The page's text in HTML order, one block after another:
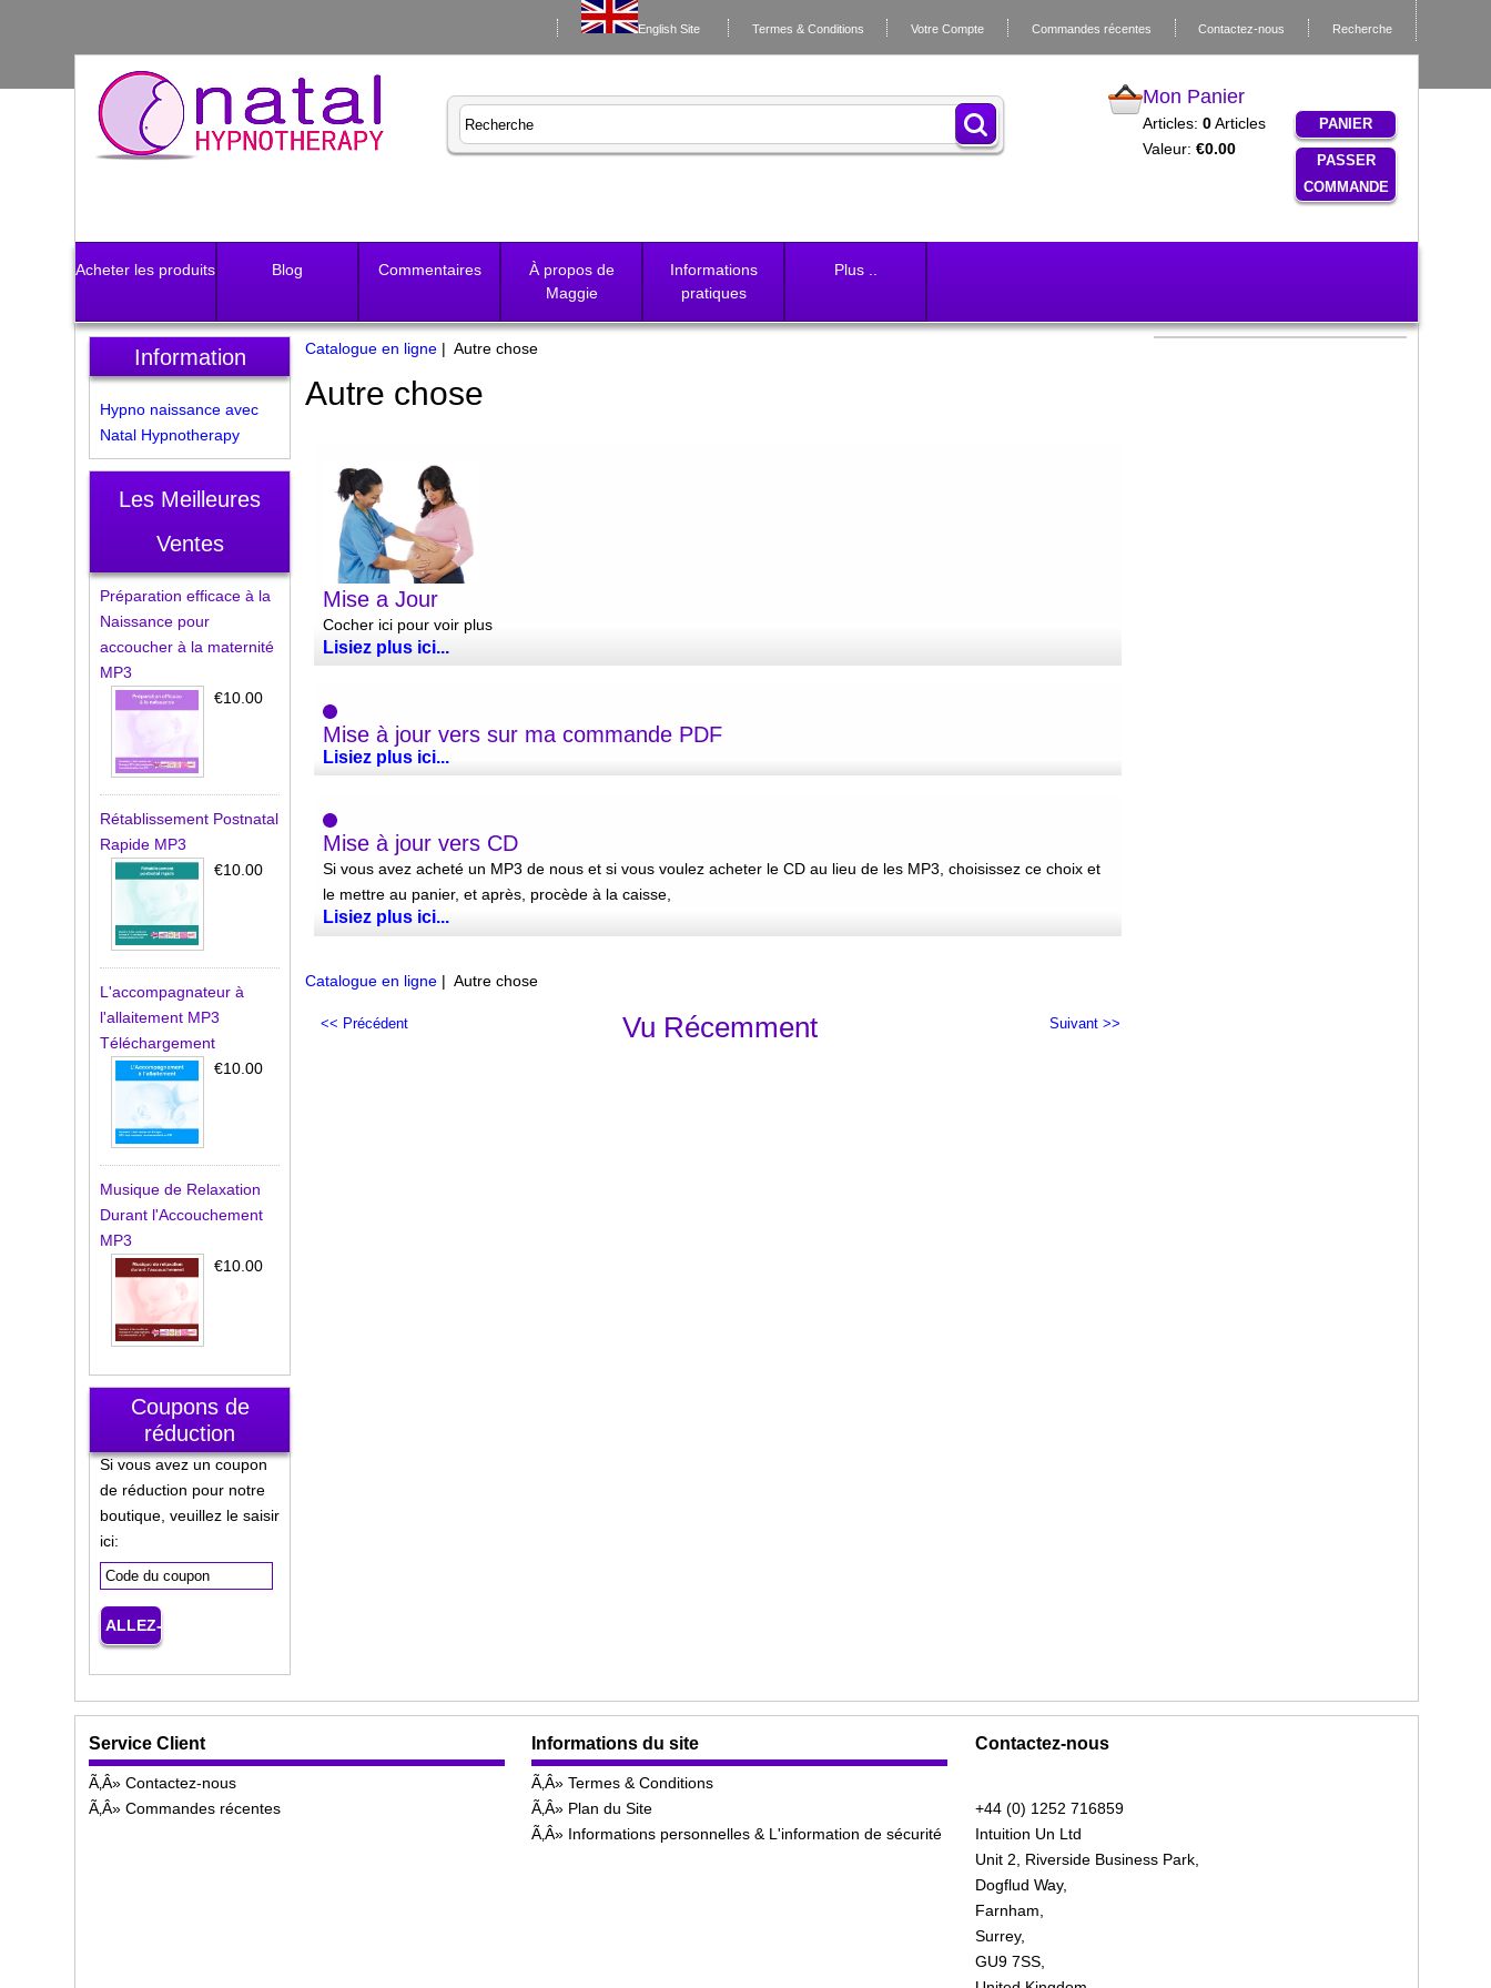
English Site Termes & Conditions Votre Compte Commandes récentes Contactez-nous Recherche
Mon Panier
Articles: 0Articles
Valeur: €0.00
PANIER
PASSER
COMMANDE
Acheter les produits Blog Commentaires
À propos de
Maggie
Informations
pratiques
Plus ..
Catalogue en ligne| Autre chose
Autre chose
Mise a Jour
Cocher ici pour voir plus
Lisiez plus ici...
Mise à jour vers sur ma commande PDF
Lisiez plus ici...
Mise à jour vers CD
Si vous avez acheté un MP3 de nous et si vous voulez acheter le CD au lieu de les MP3, choisissez ce choix et
le mettre au panier, et après, procède à la caisse,
Lisiez plus ici...
Catalogue en ligne| Autre chose
Vu Récemment
Information
Hypno naissance avec
Natal Hypnotherapy
Les Meilleures
Ventes
Préparation efficace à la
Naissance pour
accoucher à la maternité
MP3
€10.00
Rétablissement Postnatal
Rapide MP3
€10.00
L'accompagnateur à
l'allaitement MP3
Téléchargement
€10.00
Musique de Relaxation
Durant l'Accouchement
MP3
€10.00
Coupons de
réduction
Si vous avez un coupon
de réduction pour notre
boutique, veuillez le saisir
ici:
Service Client
Contactez-nous
Commandes récentes
Informations du site
Termes & Conditions
Plan du Site
Informations personnelles & L'information de sécurité
Contactez-nous
+44 (0) 1252 716859
Intuition Un Ltd
Unit 2, Riverside Business Park,
Dogflud Way,
Farnham,
Surrey,
GU9 7SS,